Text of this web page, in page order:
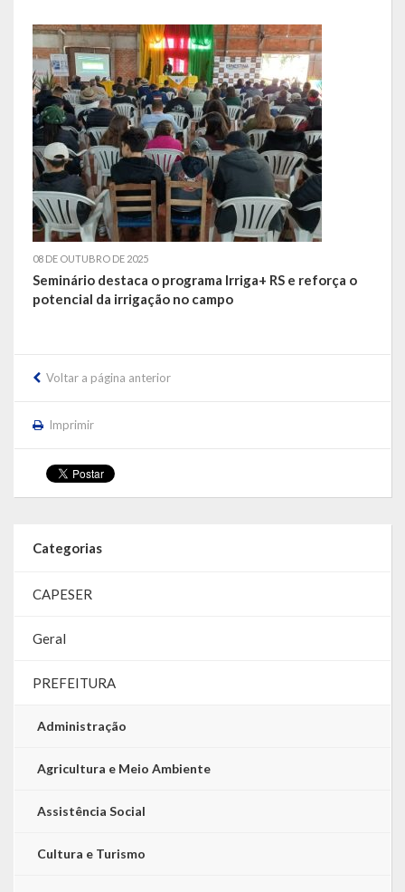
Concursos
Termos de Compromisso
LRF
RGF – Relatório de Gestão Fiscal
RREO – Relatório Resumido da Execução Orçamentária
LOA – Lei Orçamentária Anual
PPA – Plano Plurianual
Acesso à Informação
Transparência
08 DE OUTUBRO DE 2025
Seminário destaca o programa Irriga+ RS e reforça o
potencial da irrigação no campo
Voltar a página anterior
Imprimir
Categorias
CAPESER
Geral
PREFEITURA
Administração
Agricultura e Meio Ambiente
Assistência Social
Cultura e Turismo